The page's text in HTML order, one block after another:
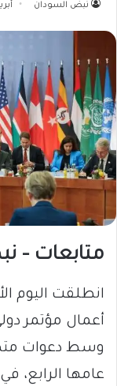
نبض السودان أبريل
متابعات –
انطلقت اليوم
أعمال مؤتمر
وسط دعوات
عامها الرابع،